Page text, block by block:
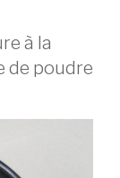
à la
de poudre